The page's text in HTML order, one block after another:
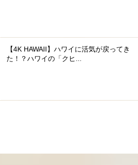
【4K HAWAII】ハワイに活気が戻ってき
た！？ハワイの「クヒ...